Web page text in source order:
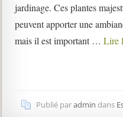
jardinage. Ces plantes
peuvent apporter une
mais il est important …Lire
Publié paradmin dans